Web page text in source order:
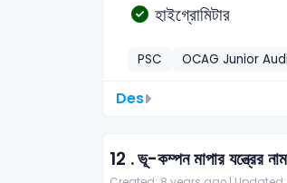
হাইগ্রোমিটার
PSC OCAG Junior
Des
12 .ভূ-কম্পন মাপার যন্ত্রের